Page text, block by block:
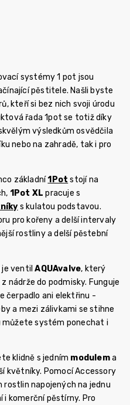
systémy 1 pot jsou
pěstitele. Našli byste
kteří si bez nich svoji úrodu
řada 1pot se totiž díky
výsledkům osvědčila
nebo na zahradě, tak i pro
základní1Pot stojí na
1Pot XL pracuje s
s kulatou podstavou.
pro kořeny a delší intervaly
rostliny a delší pěstební
je ventilAQUAvalve, který
nádrže do podmisky. Funguje
čerpadlo ani elektřinu -
a mezi zálivkami se stihne
systém ponechat i
klidně s jedním modulema
květníky. Pomocí Accessory
napojených na jednu
i komerční pěstírny. Pro